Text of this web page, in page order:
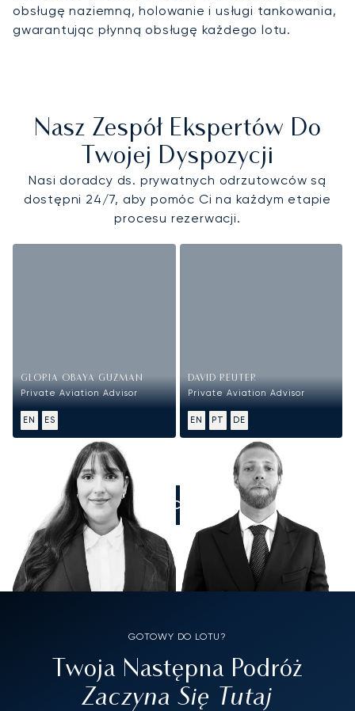
obsługę naziemną, holowanie i usługi tankowania,
gwarantując płynną obsługę każdego lotu.
Nasz Zespół Ekspertów Do
Twojej Dyspozycji
Nasi doradcy ds. prywatnych odrzutowców są
dostępni 24/7, aby pomóc Ci na każdym etapie
procesu rezerwacji.
GLORIA OBAYA GUZMAN
Private Aviation Advisor
EN ES
DAVID REUTER
Private Aviation Advisor
EN PT DE
ZADZWOŃCIE DO NAS
GOTOWY DO LOTU?
Twoja Następna Podróż
Zaczyna Się Tutaj